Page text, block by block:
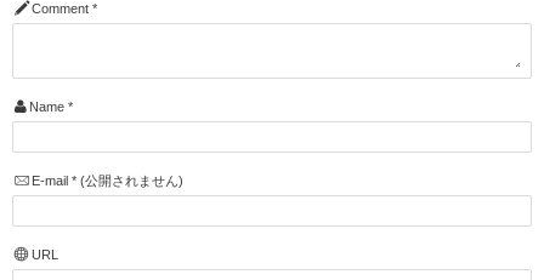
Comment *
Name *
E-mail *(公開されません)
URL